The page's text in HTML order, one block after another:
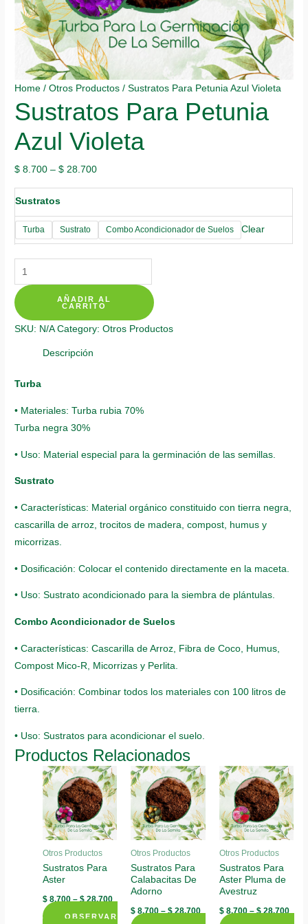
Home /Otros Productos / Sustratos Para Petunia Azul Violeta
Sustratos Para Petunia
Azul Violeta
$ 8.700 –$ 28.700
Sustratos
Turba Sustrato Combo Acondicionador de Suelos Clear
Sustratos
Para
Petunia
Azul
Violeta
quantity
AÑADIR AL
CARRITO
SKU: N/A Category:Otros Productos
Descripción
Turba
• Materiales: Turba rubia 70%
Turba negra 30%
• Uso: Material especial para la germinación de las semillas.
Sustrato
• Características: Material orgánico constituido con tierra negra,
cascarilla de arroz, trocitos de madera, compost, humus y
micorrizas.
• Dosificación: Colocar el contenido directamente en la maceta.
• Uso: Sustrato acondicionado para la siembra de plántulas.
Combo Acondicionador de Suelos
• Características: Cascarilla de Arroz, Fibra de Coco, Humus,
Compost Mico-R, Micorrizas y Perlita.
• Dosificación: Combinar todos los materiales con 100 litros de
tierra.
• Uso: Sustratos para acondicionar el suelo.
Productos Relacionados
Otros Productos
Sustratos Para
Aster
$ 8.700–$28.700
OBSERVAR
Otros Productos
Sustratos Para
Calabacitas De
Adorno
$ 8.700–$28.700
Otros Productos
Sustratos Para
Aster Pluma de
Avestruz
$8.700–$28.700